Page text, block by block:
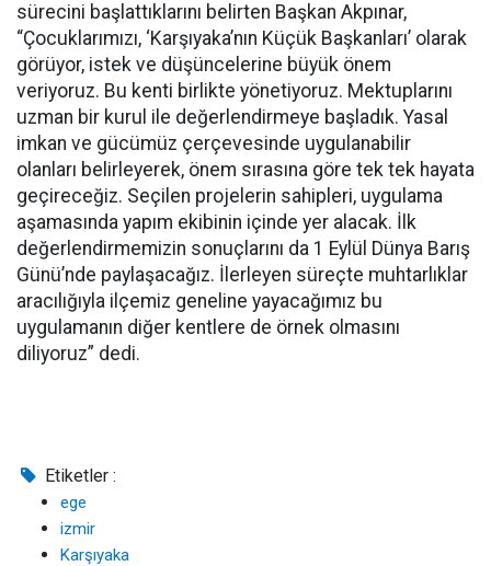
sürecini başlattıklarını belirten Başkan Akpınar,
“Çocuklarımızı, ‘Karşıyaka’nın Küçük Başkanları’ olarak
görüyor, istek ve düşüncelerine büyük önem
veriyoruz. Bu kenti birlikte yönetiyoruz. Mektuplarını
uzman bir kurul ile değerlendirmeye başladık. Yasal
imkan ve gücümüz çerçevesinde uygulanabilir
olanları belirleyerek, önem sırasına göre tek tek hayata
geçireceğiz. Seçilen projelerin sahipleri, uygulama
aşamasında yapım ekibinin içinde yer alacak. İlk
değerlendirmemizin sonuçlarını da 1 Eylül Dünya Barış
Günü’nde paylaşacağız. İlerleyen süreçte muhtarlıklar
aracılığıyla ilçemiz geneline yayacağımız bu
uygulamanın diğer kentlere de örnek olmasını
diliyoruz” dedi.
Etiketler :
ege
izmir
Karşıyaka